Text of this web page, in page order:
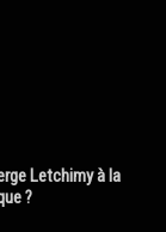
Letchimy à la
?